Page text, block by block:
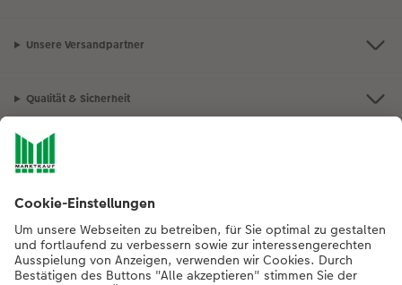
Unsere Versandpartner
Qualität & Sicherheit
Mein Fotoservice
Informationen